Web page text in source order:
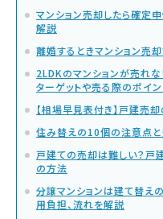
マンション売却したら確定
解説
離婚するときマンション売却
2LDKのマンションが売れな
ターゲットや売る際のポイ
【相場早見表付き】戸建売
住み替えの10個の注意点と
戸建ての売却は難しい？戸
の方法
分譲マンションは建て替え
用負担、流れを解説